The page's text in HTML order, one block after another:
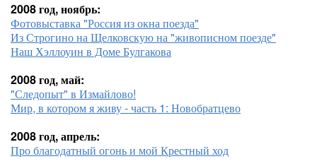
2008 год, ноябрь:
Фотовыставка "Россия из окна поезда"
Из Строгино на Щелковскую на "живописном поезде"
Наш Хэллоуин в Доме Булгакова
2008 год, май:
"Следопыт" в Измайлово!
Мир, в котором я живу - часть 1: Новобратцево
2008 год, апрель:
Про благодатный огонь и мой Крестный ход